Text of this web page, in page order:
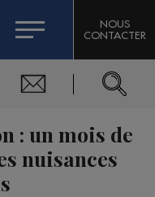
L'EXPERT
SKIABLES
BLANC
NOUS
CONTACTER
: un mois de
nuisances